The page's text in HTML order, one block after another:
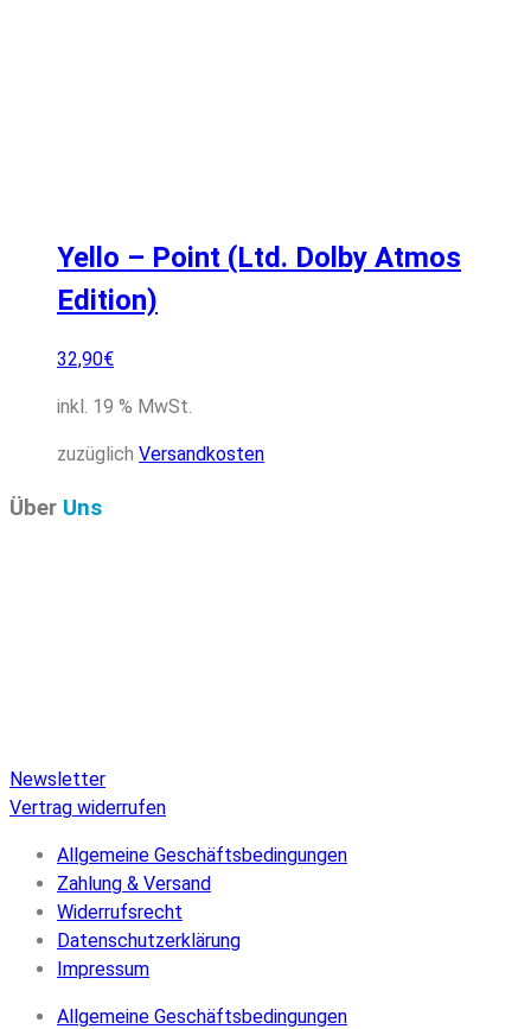
Yello – Point (Ltd. Dolby Atmos
Edition)
32,90€
inkl. 19 % MwSt.
zuzüglich Versandkosten
Über Uns
Newsletter
Vertrag widerrufen
Allgemeine Geschäftsbedingungen
Zahlung & Versand
Widerrufsrecht
Datenschutzerklärung
Impressum
Allgemeine Geschäftsbedingungen